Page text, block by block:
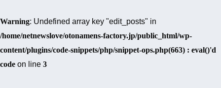
Warning: Undefined array key "edit_posts" in
/home/netnewslove/otonamens-factory.jp/public_html/wp-
content/plugins/code-snippets/php/snippet-ops.php(663) : eval()'d
code on line 3